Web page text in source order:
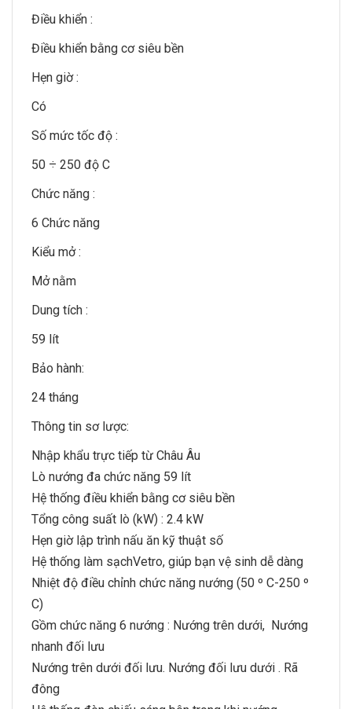
Điều khiển :
Điều khiển bằng cơ siêu bền
Hẹn giờ :
Có
Số mức tốc độ :
50 ÷ 250 độ C
Chức năng :
6 Chức năng
Kiểu mở :
Mở nằm
Dung tích :
59 lít
Bảo hành:
24 tháng
Thông tin sơ lược:
Nhập khẩu trực tiếp từ Châu Âu
Lò nướng đa chức năng 59 lít
Hệ thống điều khiển bằng cơ siêu bền
Tổng công suất lò (kW) : 2.4 kW
Hẹn giờ lập trình nấu ăn kỹ thuật số
Hệ thống làm sạchVetro, giúp bạn vệ sinh dễ dàng
Nhiệt độ điều chỉnh chức năng nướng (50 º C-250 º
C)
Gồm chức năng 6 nướng : Nướng trên dưới, Nướng
nhanh đối lưu
Nướng trên dưới đối lưu. Nướng đối lưu dưới . Rã
đông